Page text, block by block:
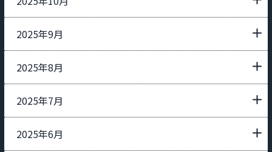
2025年9月
2025年8月
2025年7月
2025年6月